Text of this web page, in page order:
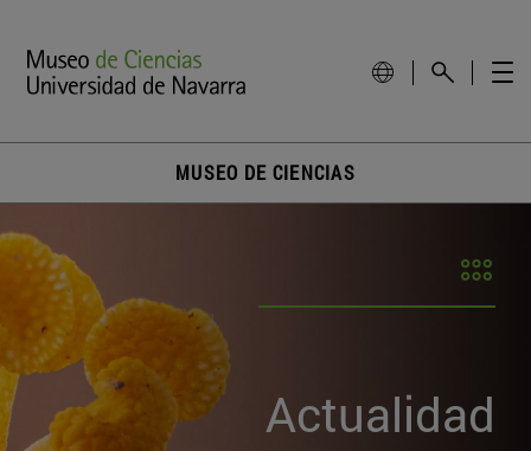
MUSEO DE CIENCIAS
Actualidad